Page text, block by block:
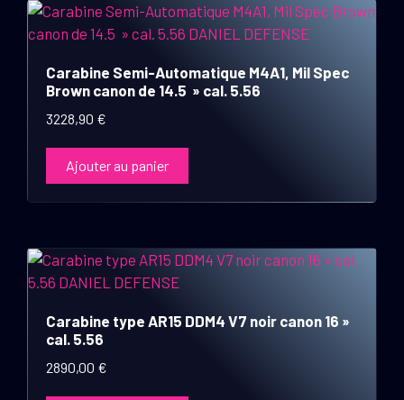
Carabine Semi-Automatique M4A1, Mil Spec
Brown canon de 14.5 » cal. 5.56
3228,90 €
Ajouter au panier
Carabine type AR15 DDM4 V7 noir canon 16 »
cal. 5.56
2890,00 €